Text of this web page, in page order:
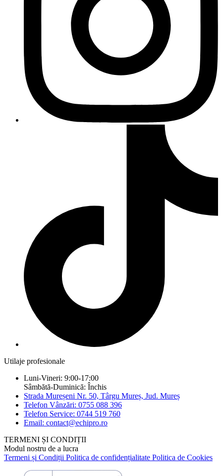
Utilaje profesionale
Luni-Vineri: 9:00-17:00
Sâmbătă-Duminică: Închis
Strada Mureșeni Nr. 50, Târgu Mureș, Jud. Mureș
Telefon Vânzări: 0755 088 396
Telefon Service: 0744 519 760
Email: contact@echipro.ro
TERMENI ȘI CONDIȚII
Modul nostru de a lucra
Termeni și Condiții Politica de confidențialitate Politica de Cookies